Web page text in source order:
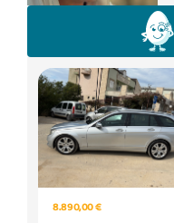
8.890,00 €